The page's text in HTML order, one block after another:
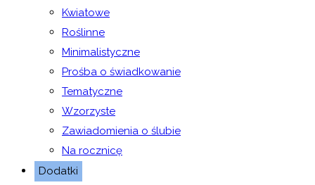
Kwiatowe
Roślinne
Minimalistyczne
Prośba o świadkowanie
Tematyczne
Wzorzyste
Zawiadomienia o ślubie
Na rocznicę
Dodatki